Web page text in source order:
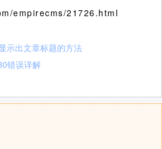
empirecms/21726.html
示出文章标题的方法
错误详解